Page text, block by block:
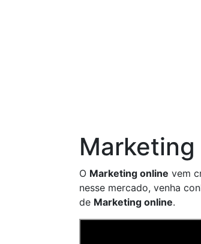
O Marketing online vem
nesse mercado, venha
de Marketing online.